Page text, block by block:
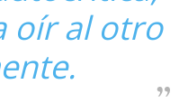
oír al otro